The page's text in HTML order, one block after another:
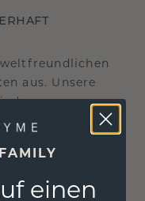
aus. Unsere
Handwerkskunst
ebenso
einen